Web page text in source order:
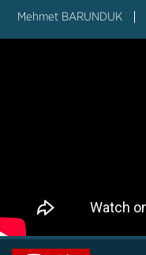
Mehmet BARUNDUK